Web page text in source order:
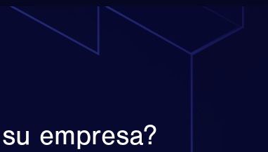
empresa?